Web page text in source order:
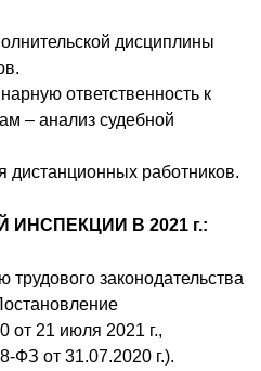
дисциплины
ответственность к
– анализ судебной
дистанционных работников.
ИНСПЕКЦИИ В 2021 г.:
законодательства
от 21 июля 2021 г.,
ФЗ от 31.07.2020 г.).